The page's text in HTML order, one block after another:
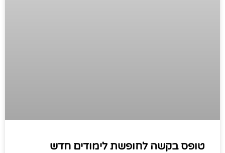
טופס בקשה לחופשת לימודים חדש